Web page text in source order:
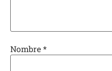
Nombre*